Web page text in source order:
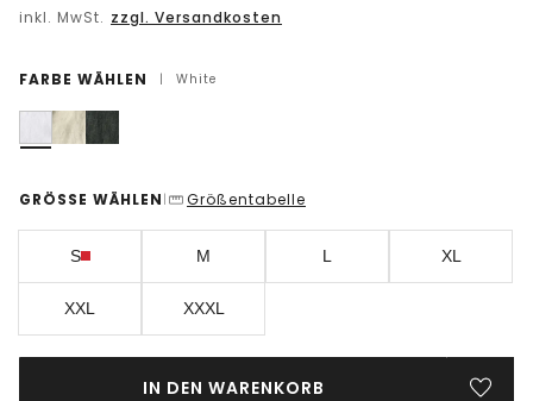
inkl. MwSt. zzgl. Versandkosten
FARBE WÄHLEN | White
GRÖSSE WÄHLEN | Größentabelle
S M L XL
XXL XXXL
IN DEN WARENKORB